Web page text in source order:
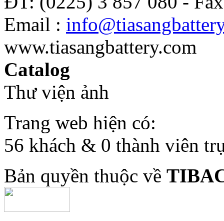
Email :
www.tiasangbattery.com
Catalog
Thư viện ảnh
Trang web hiện có:
56 khách & 0 thành viên
Bản quyền thuộc về